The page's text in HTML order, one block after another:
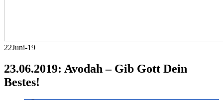
22Juni-19
23.06.2019: Avodah – Gib Gott Dein
Bestes!